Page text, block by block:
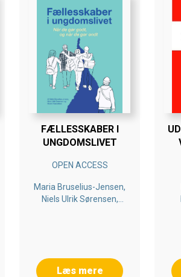
FÆLLESSKABER I
UNGDOMSLIVET
OPEN ACCESS
Maria Bruselius-Jensen,
Niels Ulrik Sørensen,
Læs mere